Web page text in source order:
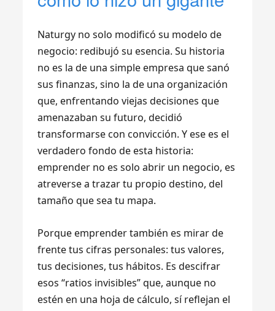
Naturgy no solo modificó su modelo de
negocio: redibujó su esencia. Su historia
no es la de una simple empresa que sanó
sus finanzas, sino la de una organización
que, enfrentando viejas decisiones que
amenazaban su futuro, decidió
transformarse con convicción. Y ese es el
verdadero fondo de esta historia:
emprender no es solo abrir un negocio, es
atreverse a trazar tu propio destino, del
tamaño que sea tu mapa.
Porque emprender también es mirar de
frente tus cifras personales: tus valores,
tus decisiones, tus hábitos. Es descifrar
esos “ratios invisibles” que, aunque no
estén en una hoja de cálculo, sí reflejan el